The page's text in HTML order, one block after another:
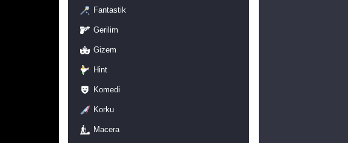
Fantastik
Gerilim
Gizem
Hint
Komedi
Korku
Macera